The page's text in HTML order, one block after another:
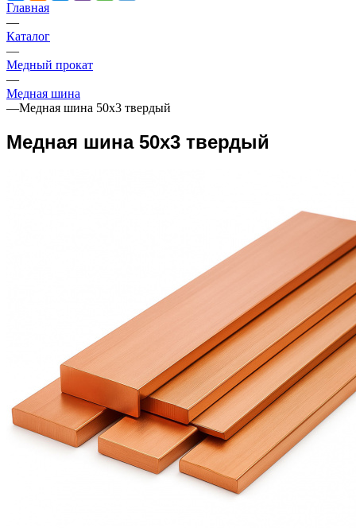
Главная
—
Каталог
—
Медный прокат
—
Медная шина
—Медная шина 50х3 твердый
Медная шина 50х3 твердый